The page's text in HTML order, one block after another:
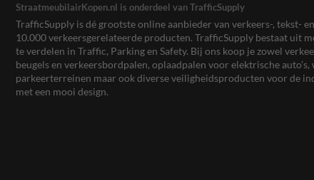
StraatmeubilairKopen.nl is onderdeel van TrafficSupply
TrafficSupply is dé grootste online aanbieder van verkeers-, tekst-
10.000 verkeersgerelateerde producten. TrafficSupply bestaat uit
te verdelen in Traffic, Parking en Safety. Bij ons koop je zowel
beugels en verkeersbordpalen, oplaadpalen voor elektrische
parkeerterreinen maar ook diverse veiligheidsproducten voor de
met een mooi design.